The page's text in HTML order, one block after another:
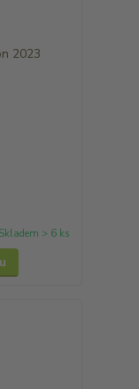
Skladem > 6 ks